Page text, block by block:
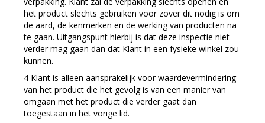
het product slechts gebruiken voor zover dit nodig is om
de aard, de kenmerken en de werking van producten na
te gaan. Uitgangspunt hierbij is dat deze inspectie niet
verder mag gaan dan dat Klant in een fysieke winkel zou
kunnen.
Klant is alleen aansprakelijk voor waardevermindering
van het product die het gevolg is van een manier van
omgaan met het product die verder gaat dan
toegestaan in het vorige lid.